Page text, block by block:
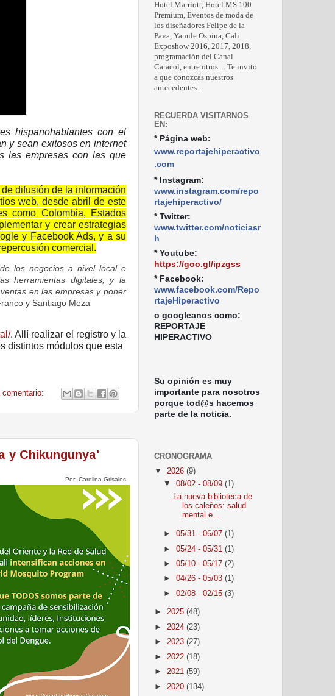
hispanohablantes con el
y sean exitosos en internet
las empresas con las que
difusión de la información
web, desde abril de este
como Colombia, Estados
y crear estrategias
y Facebook Ads, y a su
comercial.
los negocios a nivel local e
herramientas digitales, y la
en las empresas y poner
y Santiago Meza
. Allí realizar el registro y la
distintos módulos que esta
comentario:
y Chikungunya'
Por: Carolina Grisales
Hotel Marriott, Hotel MS 100
Premium, Eventos de moda de
los diseñadores Felipe de la
Pava, Yamile Ospina, Cali
Exposhow 2016, 2017, 2018,
programación del Canal
Caracol, entre otros.... Te invito
a que conozcas nuestros
antecedentes...
RECUERDA VISITARNOS
EN:
* Página web:
www.reportajehiperactivo
.com
* Instagram:
www.instagram.com/repo
rtajehiperactivo/
* Twitter:
www.twitter.com/noticiasr
h
* Youtube:
https://goo.gl/ipzgss
* Facebook:
www.facebook.com/Repo
rtajeHiperactivo
o googleanos como:
REPORTAJE
HIPERACTIVO
Su opinión es muy
importante para nosotros
porque tod@s hacemos
parte de la noticia.
CRONOGRAMA
▼ 2026 (9)
▼08/02 - 08/09(1)
La nueva biblioteca de
los caleños: salud
mental e...
►05/31 - 06/07(1)
►05/24 - 05/31(1)
►05/10 - 05/17(2)
►04/26 - 05/03(1)
►02/08 - 02/15(3)
► 2025 (48)
► 2024 (23)
► 2023 (27)
► 2022 (18)
► 2021 (59)
► 2020 (134)